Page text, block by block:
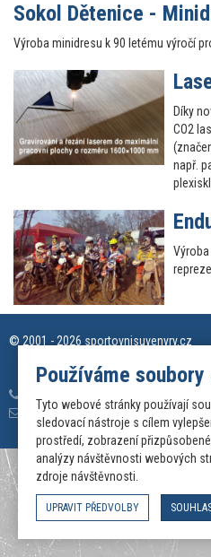
Sokol Dětenice -
Výroba minidresu k 90 letému výročí
Díky
CO2
např.
© 2001 - 2026 sportovnisuvenyry.cz
info@sportovnidresy.com
Používáme
Tyto webové stránky používají
sledovací nástroje s cílem
prostředí, zobrazení
analýzy návštěvnosti webových
zdroje návštěvnosti.
UPRAVIT PŘEDVOLBY